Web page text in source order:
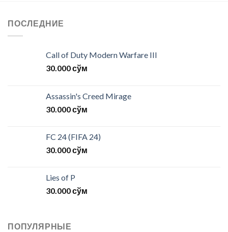
ПОСЛЕДНИЕ
Call of Duty Modern Warfare III
30.000сўм
Assassin's Creed Mirage
30.000сўм
FC 24 (FIFA 24)
30.000сўм
Lies of P
30.000сўм
ПОПУЛЯРНЫЕ